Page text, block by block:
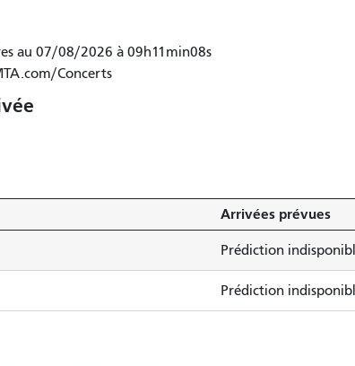
au 07/08/2026 à 09h11min08s
Concerts
Arrivées prévues
Prédiction
Prédiction